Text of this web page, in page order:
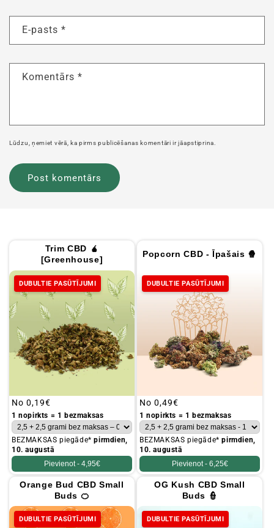
E-pasts *
Komentārs *
Lūdzu, ņemiet vērā, ka pirms publicēšanas komentāri ir jāapstiprina.
Trim CBD 🧉
[Greenhouse]
DUBULTIE PASŪTĪJUMI
Parastā
cena
No 0,19€
1 nopirkts = 1 bezmaksas
BEZMAKSAS piegāde*pirmdien,
10. augustā
Pievienot - 4,95€
Popcorn CBD - Īpašais 🍿
DUBULTIE PASŪTĪJUMI
Parastā
cena
No 0,49€
1 nopirkts = 1 bezmaksas
BEZMAKSAS piegāde*pirmdien,
10. augustā
Pievienot - 6,25€
Orange Bud CBD Small
Buds 🍊
DUBULTIE PASŪTĪJUMI
OG Kush CBD Small
Buds 👮
DUBULTIE PASŪTĪJUMI